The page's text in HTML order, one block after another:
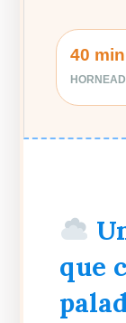
40 min
que